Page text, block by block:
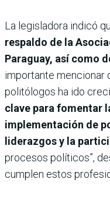
La legisladora indicó
respaldo de la
Paraguay, así como
importante mencionar
politólogos ha ido
clave para fomentar
implementación de
liderazgos y la
procesos políticos”,
cumplen estos